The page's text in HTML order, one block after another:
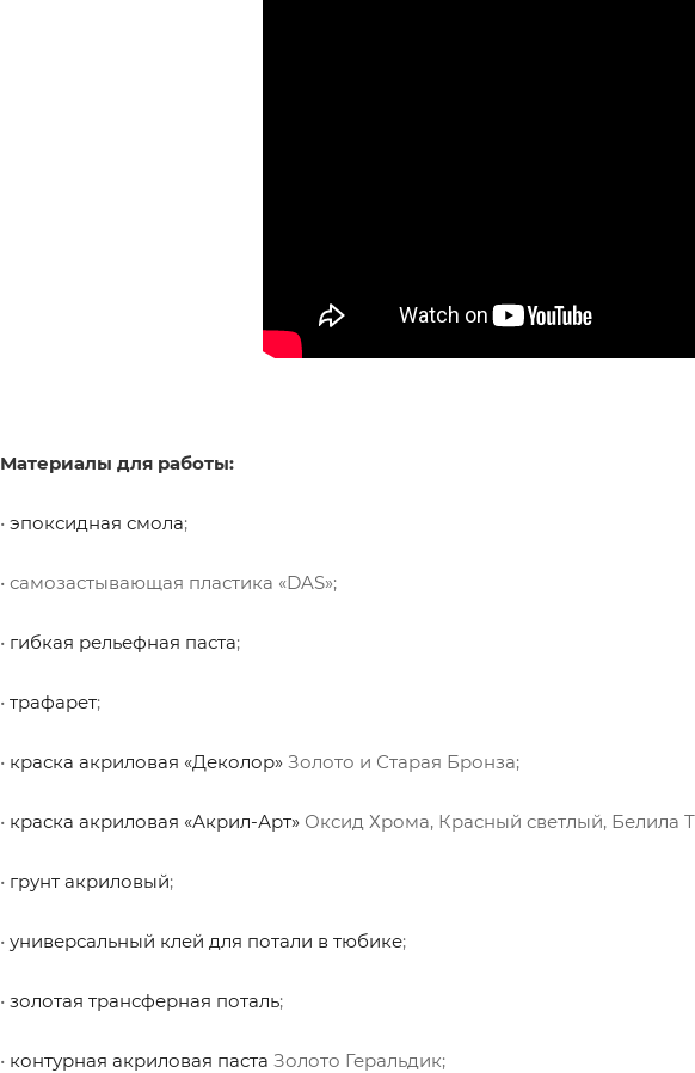
Материалы для работы:
• эпоксидная смола;
• самозастывающая пластика «DAS»;
• гибкая рельефная паста;
• трафарет;
• краска акриловая «Деколор» Золото и Старая Бронза;
• краска акриловая «Акрил-Арт» Оксид Хрома, Красный светлый, Белила
• грунт акриловый;
• универсальный клей для потали в тюбике;
• золотая трансферная поталь;
• контурная акриловая паста Золото Геральдик;